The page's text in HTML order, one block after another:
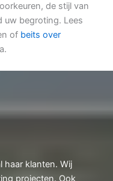
de stijl van
uw begroting. Lees
of beits over
haar klanten. Wij
projecten. Ook